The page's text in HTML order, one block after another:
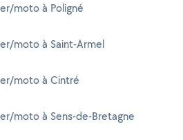
moto à Poligné
moto à Saint-Armel
moto à Cintré
moto à Sens-de-Bretagne